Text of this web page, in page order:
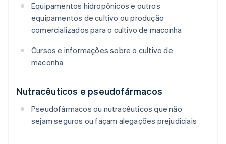
Equipamentos hidropônicos e outros
equipamentos de cultivo ou produção
comercializados para o cultivo de maconha
Cursos e informações sobre o cultivo de
maconha
Nutracêuticos e pseudofármacos
Pseudofármacos ou nutracêuticos que não
sejam seguros ou façam alegações prejudiciais